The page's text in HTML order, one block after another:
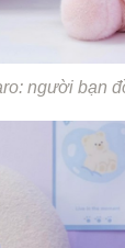
người bạn